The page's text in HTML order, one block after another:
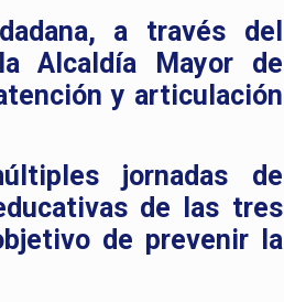
a través del
Alcaldía Mayor de
y articulación
jornadas de
de las tres
de prevenir la